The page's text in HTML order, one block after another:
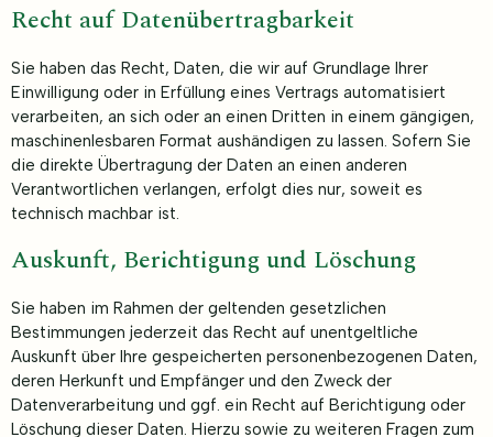
Recht auf Daten­übertrag­barkeit
Sie haben das Recht, Daten, die wir auf Grundlage Ihrer
Einwilligung oder in Erfüllung eines Vertrags automatisiert
verarbeiten, an sich oder an einen Dritten in einem gängigen,
maschinenlesbaren Format aushändigen zu lassen. Sofern Sie
die direkte Übertragung der Daten an einen anderen
Verantwortlichen verlangen, erfolgt dies nur, soweit es
technisch machbar ist.
Auskunft, Berichtigung und Löschung
Sie haben im Rahmen der geltenden gesetzlichen
Bestimmungen jederzeit das Recht auf unentgeltliche
Auskunft über Ihre gespeicherten personenbezogenen Daten,
deren Herkunft und Empfänger und den Zweck der
Datenverarbeitung und ggf. ein Recht auf Berichtigung oder
Löschung dieser Daten. Hierzu sowie zu weiteren Fragen zum